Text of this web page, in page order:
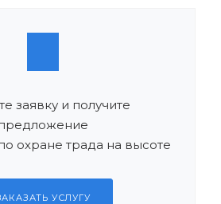
заявку и получите
охране трада на высоте
УСЛУГУ